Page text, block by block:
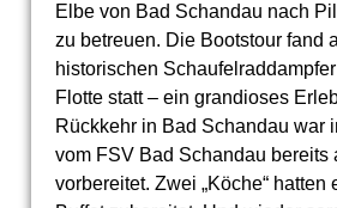
Elbe von Bad Schandau nach
zu betreuen. Die Bootstour fand
historischen
Flotte statt – ein grandioses
Rückkehr in Bad Schandau war
vom FSV Bad Schandau bereits
vorbereitet. Zwei „Köche“ hatten